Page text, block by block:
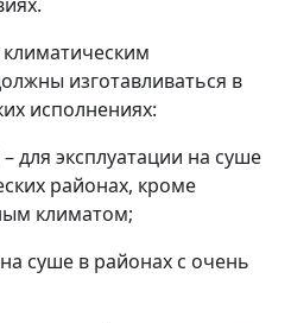
изготавливаться в
исполнениях:
–для эксплуатации на суше
районах, кроме
климатом;
суше в районах с очень